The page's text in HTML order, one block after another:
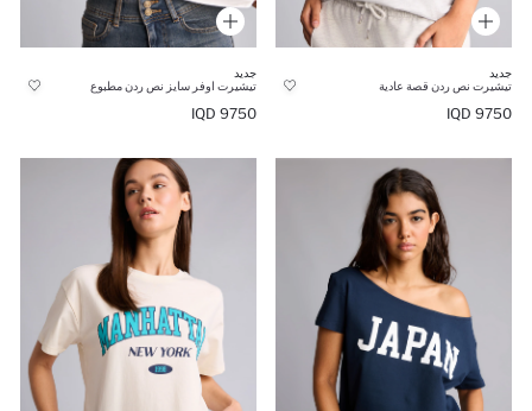
جديد
تيشيرت نص ردن قصة عادية
9750 IQD
جديد
تيشيرت اوفر سايز نص ردن مطبوع
9750 IQD